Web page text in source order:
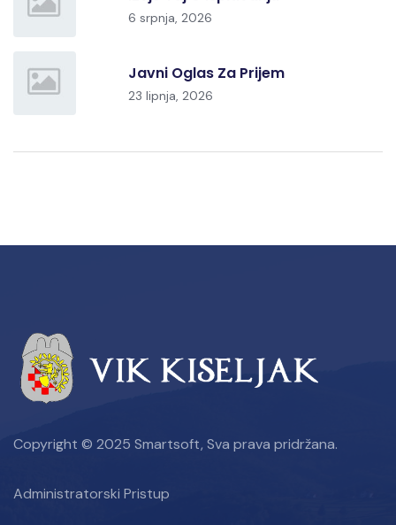
6 srpnja, 2026
Javni Oglas Za Prijem
23 lipnja, 2026
Copyright © 2025 Smartsoft, Sva prava pridržana.
Administratorski Pristup